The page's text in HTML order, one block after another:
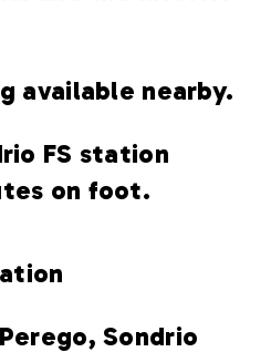
available nearby.
FS station
on foot.
Sondrio